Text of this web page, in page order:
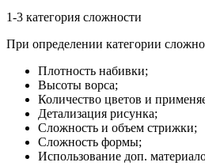
1-3 категория сложности
При определении категории
Плотность набивки;
Высоты ворса;
Количество цветов и
Детализация рисунка;
Сложность и объем стрижки;
Сложность формы;
Использование доп.